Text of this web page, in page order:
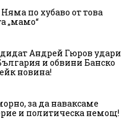
по хубаво от това
„мамо“
Андрей Гюров удари
и обвини Банско
новина!
за да наваксаме
и политическа немощ!